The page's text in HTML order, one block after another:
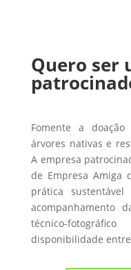
Quero ser
Fomente a
árvores nativas e
A empresa
de Empresa Amiga
prática
acompanhamento
técnico-
disponibilidade